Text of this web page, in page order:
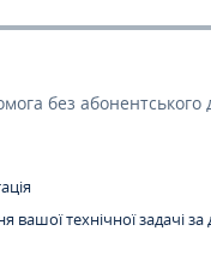
без абонентського
вашої технічної задачі